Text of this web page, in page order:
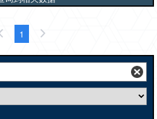
1